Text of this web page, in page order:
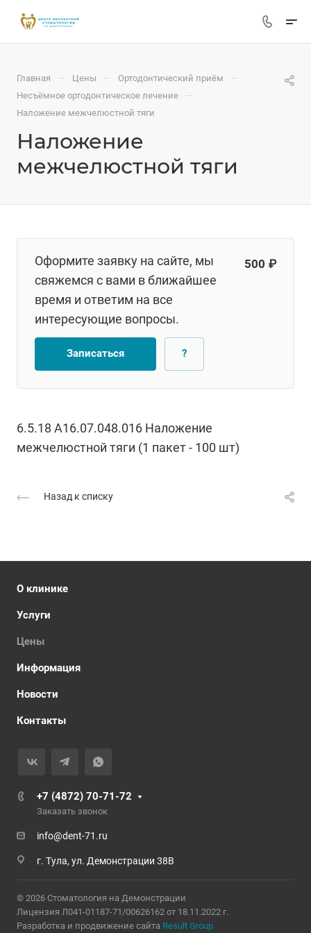
Главная — Цены — Ортодонтический приём —
Несъёмное ортодонтическое лечение —
Наложение межчелюстной тяги
Наложение
межчелюстной тяги
Оформите заявку на сайте, мы
свяжемся с вами в ближайшее
время и ответим на все
интересующие вопросы.
500 ₽
Записаться ?
6.5.18 А16.07.048.016 Наложение
межчелюстной тяги (1 пакет - 100 шт)
Назад к списку
О клинике
Услуги
Цены
Информация
Новости
Контакты
+7 (4872) 70-71-72
Заказать звонок
info@dent-71.ru
г. Тула, ул. Демонстрации 38В
© 2026 Стоматология на Демонстрации
Лицензия Л041-01187-71/00626162 от 18.11.2022 г.
Разработка и продвижение сайта Result Group